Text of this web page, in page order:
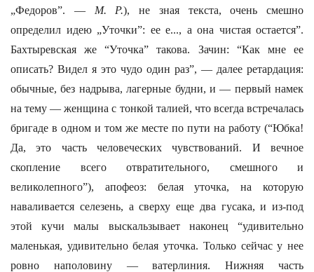
„Федоров”. — М. Р.), не зная текста, очень смешно
определил идею „Уточки”: ее е..., а она чистая остается”.
Бахтыревская же “Уточка” такова. Зачин: “Как мне ее
описать? Видел я это чудо один раз”, — далее ретардация:
обычные, без надрыва, лагерные будни, и — первый намек
на тему — женщина с тонкой талией, что всегда встречалась
бригаде в одном и том же месте по пути на работу (“Юбка!
Да, это часть человеческих чувствований. И вечное
скопление всего отвратительного, смешного и
великолепного”), апофеоз: белая уточка, на которую
наваливается селезень, а сверху еще два гусака, и из-под
этой кучи малы выскальзывает наконец “удивительно
маленькая, удивительно белая уточка. Только сейчас у нее
ровно наполовину — ватерлиния. Нижняя часть